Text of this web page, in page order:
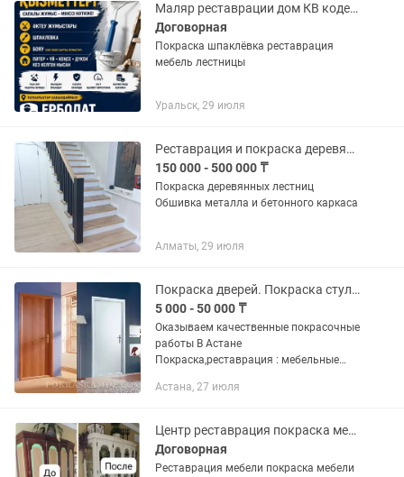
Маляр реставрации дом КВ кодеры лестниц и двери
Договорная
Покраска шпаклёвка реставрация
мебель лестницы
Уральск, 29 июля
Реставрация и покраска деревянных лестниц
150 000 - 500 000 ₸
Покраска деревянных лестниц
Обшивка металла и бетонного каркаса
Алматы, 29 июля
Покраска дверей. Покраска стульев. Кухонных фасадов. Шкафов. Коммодов. И др
5 000 - 50 000 ₸
Оказываем качественные покрасочные
работы В Астане
Покраска,реставрация : мебельные
спальные-детские гарнитуры,
массив, столярные...
Астана, 27 июля
Центр реставрация покраска мебели лестницы двери Обивка перетяжка обшивка
Договорная
Реставрация мебели покраска мебели